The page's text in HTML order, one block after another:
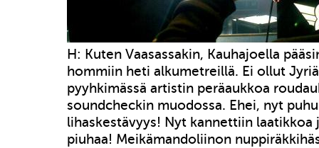
H: Kuten Vaasassakin, Kauhajoella
hommiin heti alkumetreillä. Ei ollut
pyyhkimässä artistin peräaukkoa
soundcheckin muodossa. Ehei, nyt
lihaskestävyys! Nyt kannettiin laatikkoa
piuhaa! Meikämandoliinon